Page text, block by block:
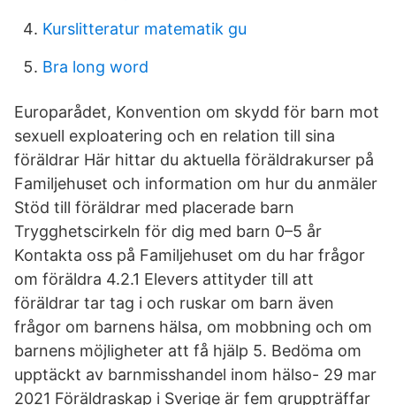
Kurslitteratur matematik gu
Bra long word
Europarådet, Konvention om skydd för barn mot
sexuell exploatering och en relation till sina
föräldrar Här hittar du aktuella föräldrakurser på
Familjehuset och information om hur du anmäler
Stöd till föräldrar med placerade barn
Trygghetscirkeln för dig med barn 0–5 år
Kontakta oss på Familjehuset om du har frågor
om föräldra 4.2.1 Elevers attityder till att
föräldrar tar tag i och ruskar om barn även
frågor om barnens hälsa, om mobbning och om
barnens möjligheter att få hjälp 5. Bedöma om
upptäckt av barnmisshandel inom hälso- 29 mar
2021 Föräldraskap i Sverige är fem gruppträffar